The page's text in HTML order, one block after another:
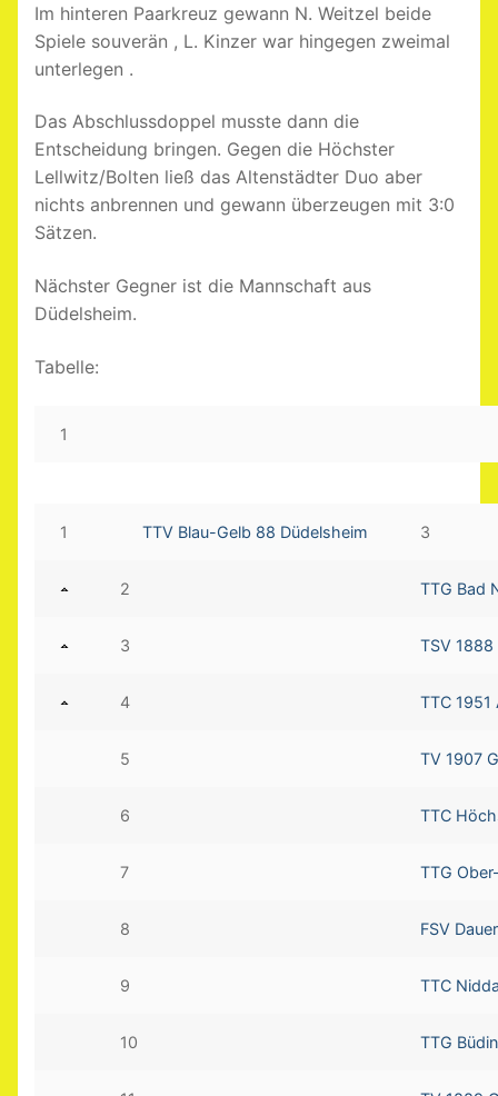
Im hinteren Paarkreuz gewann N. Weitzel beide
Spiele souverän , L. Kinzer war hingegen zweimal
unterlegen .
Das Abschlussdoppel musste dann die
Entscheidung bringen. Gegen die Höchster
Lellwitz/Bolten ließ das Altenstädter Duo aber
nichts anbrennen und gewann überzeugen mit 3:0
Sätzen.
Nächster Gegner ist die Mannschaft aus
Düdelsheim.
Tabelle:
1
1 TTV Blau-Gelb 88 Düdelsheim 3
2 TTG Bad
3 TSV
4 TTC
5 TV 1907
6 TTC
7 TTG
8 FSV
9 TTC
10 TTG